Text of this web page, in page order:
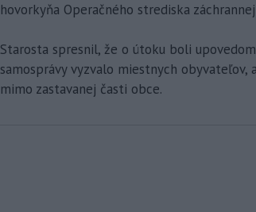
hovorkyňa Operačného strediska
Starosta spresnil, že o útoku boli
samosprávy vyzvalo miestnych
mimo zastavanej časti obce.